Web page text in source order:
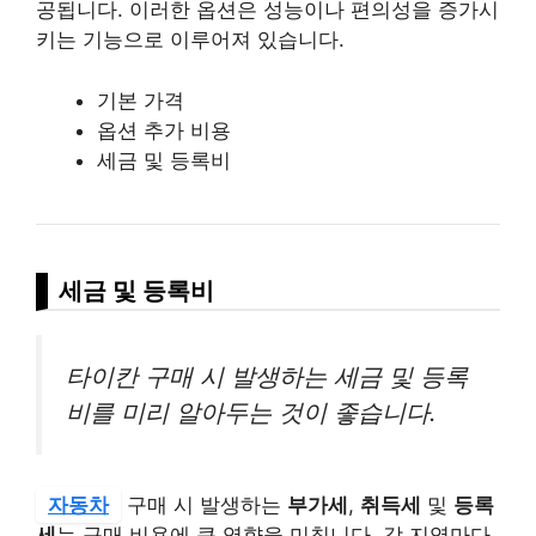
공됩니다. 이러한 옵션은 성능이나 편의성을 증가시
키는 기능으로 이루어져 있습니다.
기본 가격
옵션 추가 비용
세금 및 등록비
세금 및 등록비
타이칸 구매 시 발생하는 세금 및 등록
비를 미리 알아두는 것이 좋습니다.
자동차 구매 시 발생하는 부가세 , 취득세 및 등록